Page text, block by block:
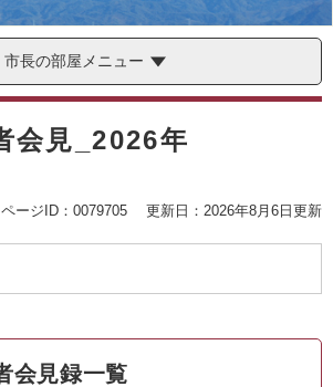
市長の部屋メニュー
会見_2026年
ページID：0079705 更新日：2026年8月6日更新
見録一覧